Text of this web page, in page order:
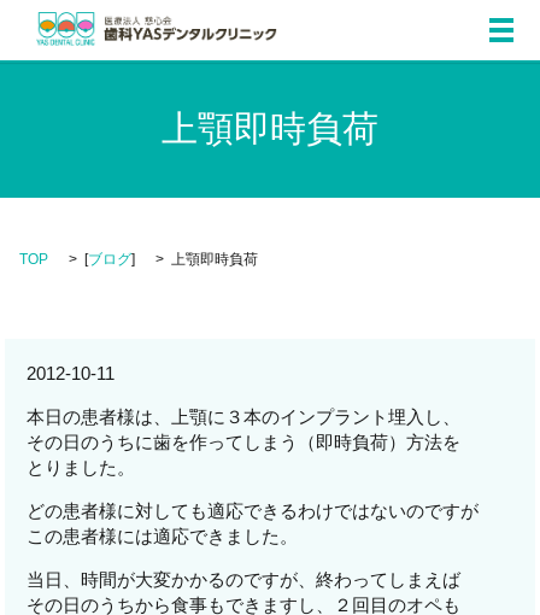
メ
上顎即時負荷
TOP [ブログ] 上顎即時負荷
2012-10-11
本日の患者様は、上顎に３本のインプラント埋入し、
その日のうちに歯を作ってしまう（即時負荷）方法を
とりました。
どの患者様に対しても適応できるわけではないのですが
この患者様には適応できました。
当日、時間が大変かかるのですが、終わってしまえば
その日のうちから食事もできますし、２回目のオペも